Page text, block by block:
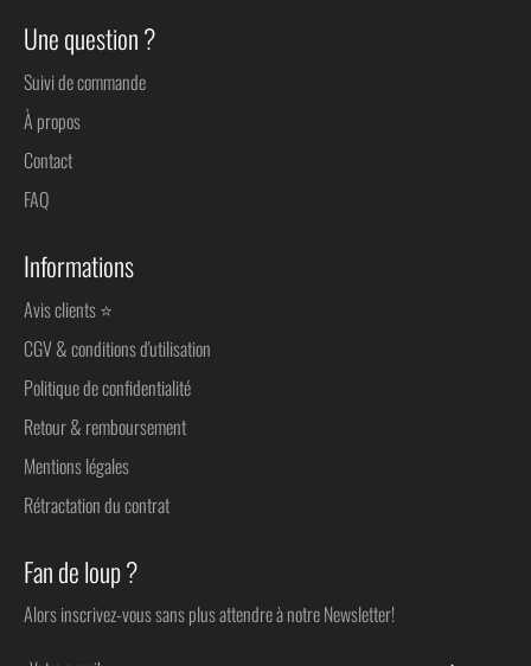
Une question ?
Suivi de commande
À propos
Contact
FAQ
Informations
Avis clients ⭐
CGV & conditions d'utilisation
Politique de confidentialité
Retour & remboursement
Mentions légales
Rétractation du contrat
Fan de loup ?
Alors inscrivez-vous sans plus attendre à notre Newsletter!